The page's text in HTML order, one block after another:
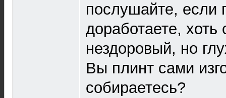
послушайте, если
доработаете,
нездоровый, но
Вы плинт сами
собираетесь?